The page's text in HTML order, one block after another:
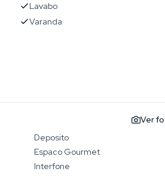
Lavabo
Varanda
Ver
Deposito
Espaco Gourmet
Interfone